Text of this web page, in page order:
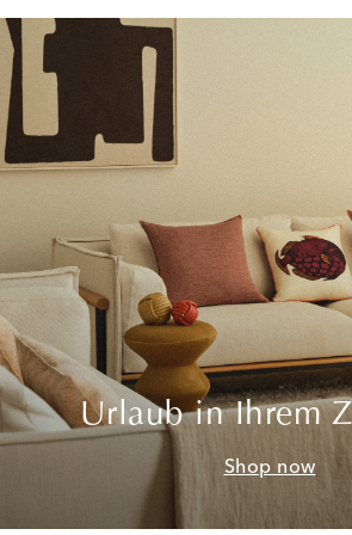
Urlaub in Ihrem
Shop now